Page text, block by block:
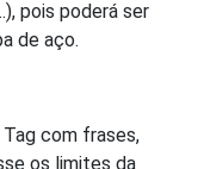
pois poderá ser
de aço.
com frases,
os limites da